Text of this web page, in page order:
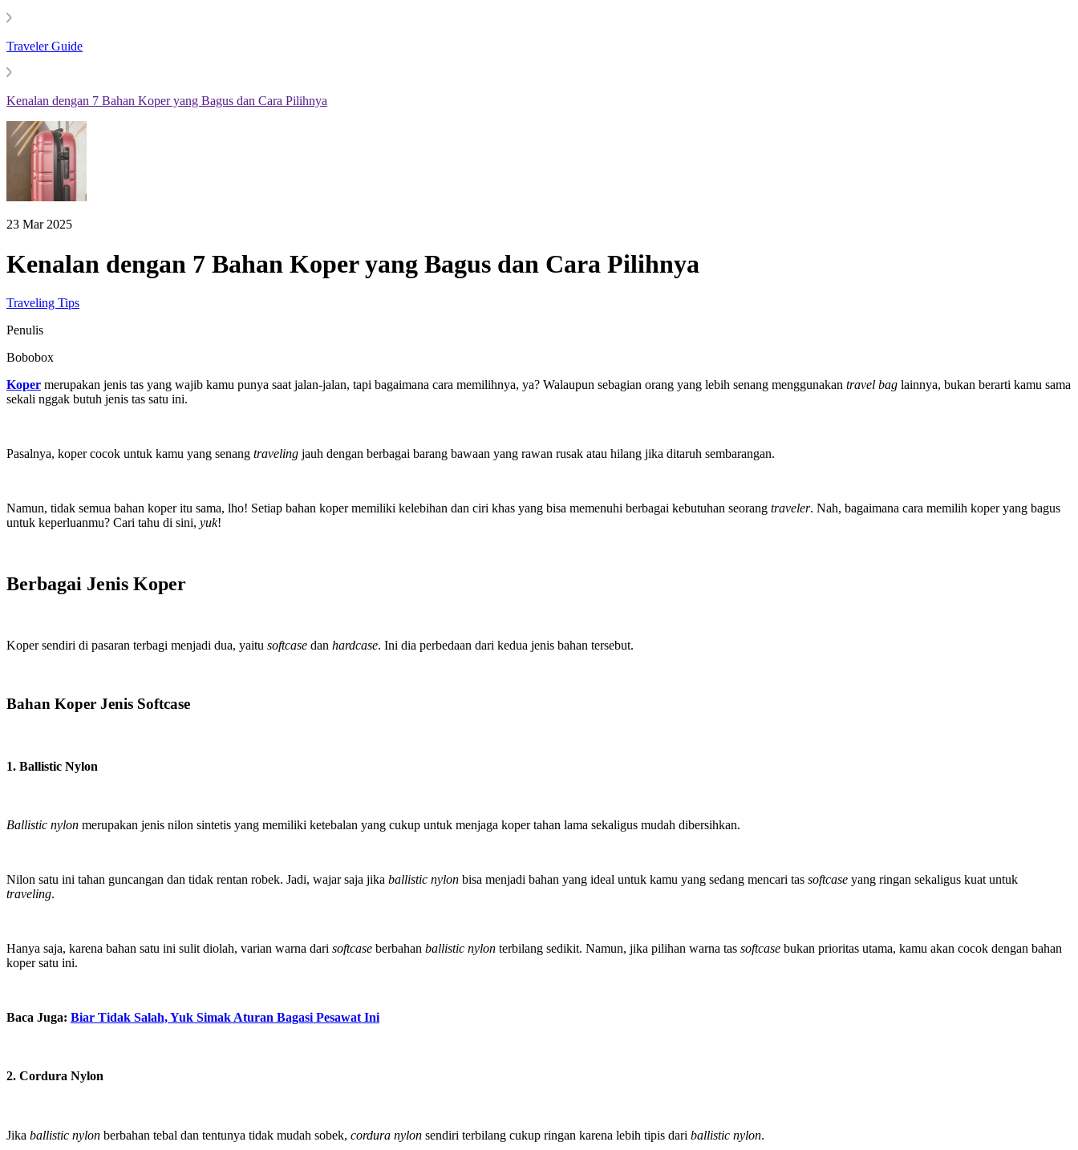
Traveler Guide
Kenalan dengan 7 Bahan Koper yang Bagus dan Cara Pilihnya
23 Mar 2025
Kenalan dengan 7 Bahan Koper yang Bagus dan Cara Pilihnya
Traveling Tips
Penulis
Bobobox
Koper merupakan jenis tas yang wajib kamu punya saat jalan-jalan, tapi bagaimana cara memilihnya, ya? Walaupun sebagian orang yang lebih senang menggunakan travel bag lainnya, bukan berarti kamu sama
sekali nggak butuh jenis tas satu ini.
Pasalnya, koper cocok untuk kamu yang senang traveling jauh dengan berbagai barang bawaan yang rawan rusak atau hilang jika ditaruh sembarangan.
Namun, tidak semua bahan koper itu sama, lho! Setiap bahan koper memiliki kelebihan dan ciri khas yang bisa memenuhi berbagai kebutuhan seorang traveler. Nah, bagaimana cara memilih koper yang bagus
untuk keperluanmu? Cari tahu di sini, yuk!
Berbagai Jenis Koper
Koper sendiri di pasaran terbagi menjadi dua, yaitu softcase dan hardcase. Ini dia perbedaan dari kedua jenis bahan tersebut.
Bahan Koper Jenis Softcase
1. Ballistic Nylon
Ballistic nylon merupakan jenis nilon sintetis yang memiliki ketebalan yang cukup untuk menjaga koper tahan lama sekaligus mudah dibersihkan.
Nilon satu ini tahan guncangan dan tidak rentan robek. Jadi, wajar saja jika ballistic nylon bisa menjadi bahan yang ideal untuk kamu yang sedang mencari tas softcase yang ringan sekaligus kuat untuk
traveling.
Hanya saja, karena bahan satu ini sulit diolah, varian warna dari softcase berbahan ballistic nylon terbilang sedikit. Namun, jika pilihan warna tas softcase bukan prioritas utama, kamu akan cocok dengan bahan
koper satu ini.
Baca Juga: Biar Tidak Salah, Yuk Simak Aturan Bagasi Pesawat Ini
2. Cordura Nylon
Jika ballistic nylon berbahan tebal dan tentunya tidak mudah sobek, cordura nylon sendiri terbilang cukup ringan karena lebih tipis dari ballistic nylon.